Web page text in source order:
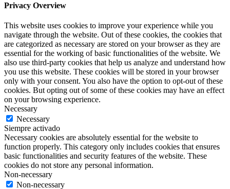
Privacy Overview
This website uses cookies to improve your experience while you
navigate through the website. Out of these cookies, the cookies that
are categorized as necessary are stored on your browser as they are
essential for the working of basic functionalities of the website. We
also use third-party cookies that help us analyze and understand how
you use this website. These cookies will be stored in your browser
only with your consent. You also have the option to opt-out of these
cookies. But opting out of some of these cookies may have an effect
on your browsing experience.
Necessary
Necessary
Siempre activado
Necessary cookies are absolutely essential for the website to
function properly. This category only includes cookies that ensures
basic functionalities and security features of the website. These
cookies do not store any personal information.
Non-necessary
Non-necessary